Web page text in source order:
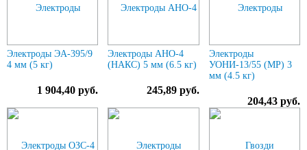
Электроды ЭА-395/9
4 мм (5 кг)
1 904,40 руб.
Электроды АНО-4
(НАКС) 5 мм (6.5 кг)
245,89 руб.
Электроды
УОНИ-13/55 (МР) 3
мм (4.5 кг)
204,43 руб.